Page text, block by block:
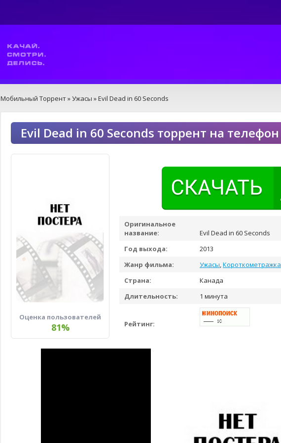
Мобильный Торрент»Ужасы » Evil Dead in 60 Seconds
Evil Dead in 60 Seconds торрент на телефон
Оценка пользователей
81%
Оригинальное
название:
Evil Dead in 60 Seconds
Год выхода:
2013
Жанр фильма:
Ужасы,Короткометражка
Страна:
Канада
Длительность:
1 минута
Рейтинг: